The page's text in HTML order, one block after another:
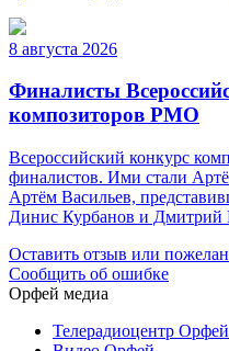
8 августа 2026
Финалисты
композиторов РМО
Всероссийский конкурс
финалистов. Ими стали
Артём Васильев,
Динис Курбанов и Дмитрий
Оставить отзыв или
Сообщить об ошибке
Орфей медиа
Телерадиоцентр Орфей